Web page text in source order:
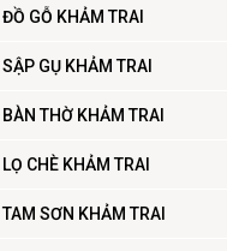
ĐỒ GỖ KHẢM TRAI
SẬP GỤ KHẢM TRAI
BÀN THỜ KHẢM TRAI
LỌ CHÈ KHẢM TRAI
TAM SƠN KHẢM TRAI